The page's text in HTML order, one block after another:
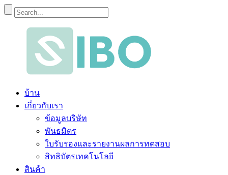
บ้าน
เกี่ยวกับเรา
ข้อมูลบริษัท
พันธมิตร
ใบรับรองและรายงานผลการทดสอบ
สิทธิบัตรเทคโนโลยี
สินค้า